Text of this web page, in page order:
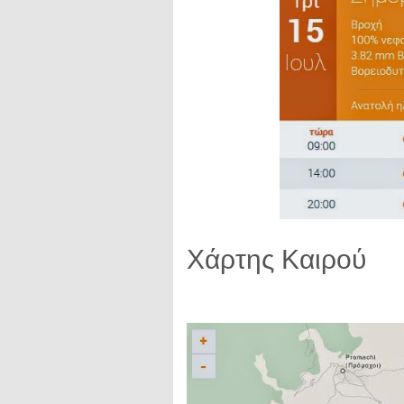
Χάρτης Καιρού